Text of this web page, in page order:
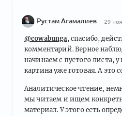
Рустам Агамалиев 29
@cowabunga, спасибо,
комментарий. Верное
начинаем с пустого листа, у
картина уже готовая. А это
Аналитическое чтение,
мы читаем и ищем
материал. У этого есть